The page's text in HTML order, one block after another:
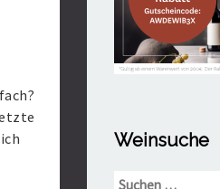
Weinsuche
Suchen